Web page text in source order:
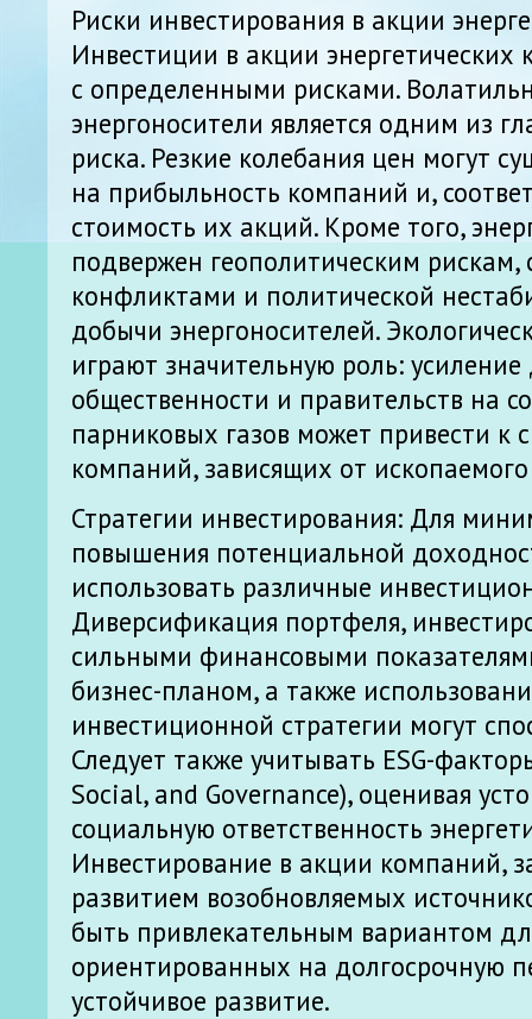
Риски инвестирования в акции
Инвестиции в акции
с определенными рисками.
энергоносители является одним из
риска. Резкие колебания цен могут
на прибыльность компаний и,
стоимость их акций. Кроме того,
подвержен геополитическим рискам,
конфликтами и политической
добычи энергоносителей.
играют значительную роль:
общественности и правительств на
парниковых газов может привести
компаний, зависящих от
Стратегии инвестирования: Для
повышения потенциальной
использовать различные
Диверсификация портфеля,
сильными финансовыми
бизнес-планом, а также
инвестиционной стратегии могут
Следует также учитывать ESG-
Social, and Governance), оценивая
социальную ответственность
Инвестирование в акции компаний,
развитием возобновляемых
быть привлекательным вариантом
ориентированных на долгосрочную
устойчивое развитие.